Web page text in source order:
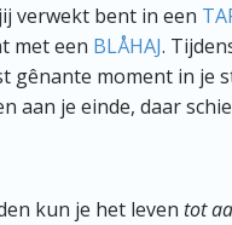
verwekt bent in een
met een BLÅHAJ.
gênante moment in je
aan je einde, daar
kun je het leven tot